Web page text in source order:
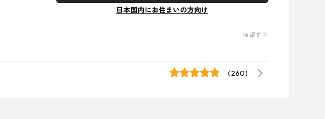
日本国内にお住まいの方向け
通報する
(260)